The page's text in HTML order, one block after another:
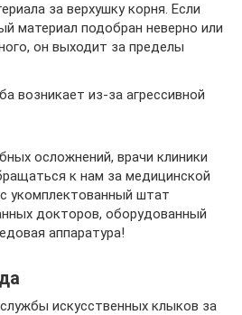
за верхушку корня. Если
материал подобран неверно или
он выходит за пределы
возникает из-за агрессивной
осложнений, врачи клиники
к нам за медицинской
укомплектованный штат
докторов, оборудованный
аппаратура!
искусственных клыков за